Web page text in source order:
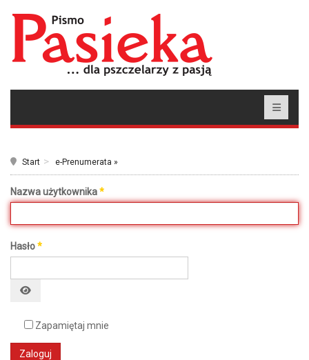
Start e-Prenumerata »
Nazwa użytkownika*
Hasło*
Zapamiętaj mnie
Zaloguj